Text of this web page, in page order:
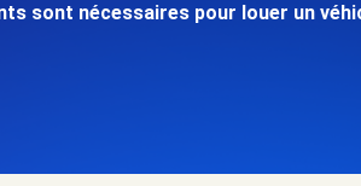
sont nécessaires pour louer un